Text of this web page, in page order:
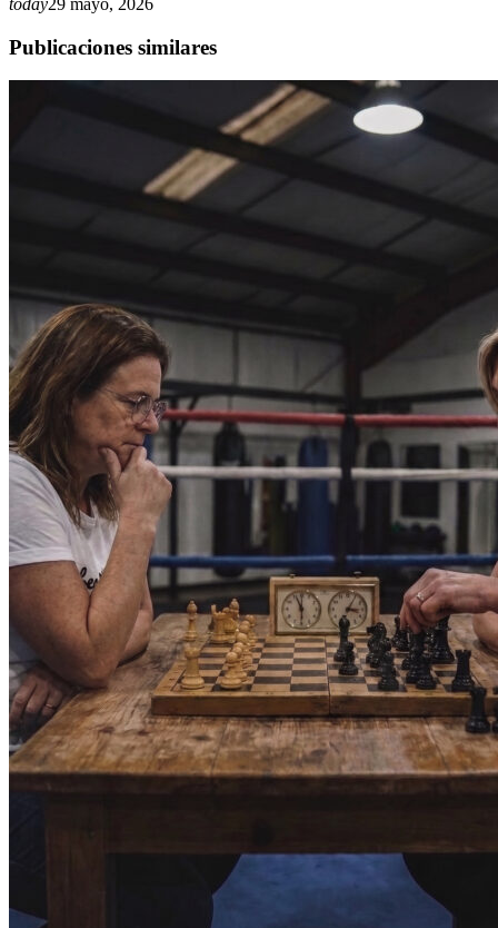
today29 mayo, 2026
Publicaciones similares